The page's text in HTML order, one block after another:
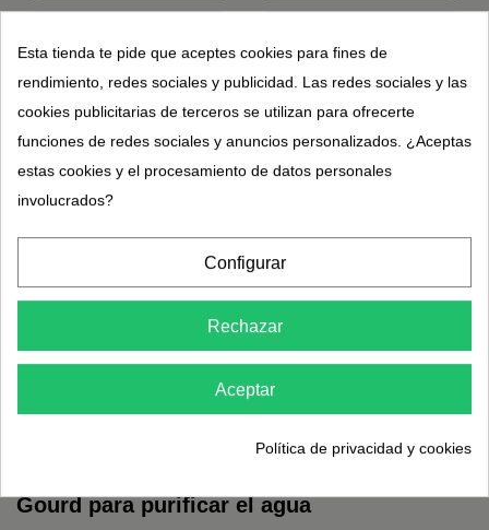
Filtro azul Gourde Öko
63,00 €
Gourde de filtro
naranja Öko
63,00 €
Gourd para purificar el agua
Esta tienda te pide que aceptes cookies para fines de
rendimiento, redes sociales y publicidad. Las redes sociales y las
cookies publicitarias de terceros se utilizan para ofrecerte
funciones de redes sociales y anuncios personalizados. ¿Aceptas
estas cookies y el procesamiento de datos personales
involucrados?
Configurar
Rechazar
Aceptar
Política de privacidad y cookies